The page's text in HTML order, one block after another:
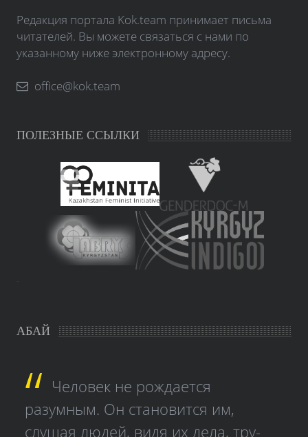
Редакция портала Kok.team принимает письма
читателей. Вы можете связаться с нами по
указанному ниже электронному адресу.
office@kok.team
ПОЛЕЗНЫЕ ССЫЛКИ
АБАЙ
Человек не рождается
разумным. Он становится им,
слушая людей, видя их дела, тру­